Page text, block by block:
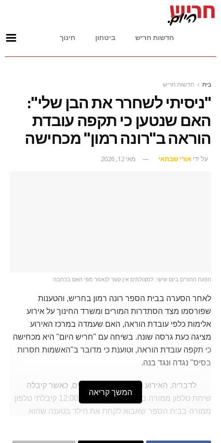
חדשות חריש ביטחון חינוך
בית חדשות חריש
"ניסיתי לשחרר את הבן שלי":
האם שנטען כי תקפה עובדת
הוראה ב"רונה רמון" מכחישה
על ידי אורי שבתאי מאי 12, 2026
הפגת ההורים ביום שישי. למצולמים אין קשר לנאמר מפי האם בכתבה
לאחר הסערה בבית הספר רונה רמון בחריש, והטענות
שפורסמו מצד הסתדרות המורים ומשרד החינוך על אירוע
אלימות כלפי עובדת הוראה, האם שעמדה במרכז האירוע
מציגה כעת גרסה שונה. בשיחה עם "חריש היום" היא מכחישה
כי תקפה עובדת הוראה, וטוענת כי מדובר ב"האשמות חסרות
בסיס" נגדה ונגד בנה.
לדבריה, האירוע החל בשעות הצוהריים, כאשר קיבלה
שיחת טלפון ממורה בבית הספר. "בשעה 12:00 קיבלתי טלפון
ממורה בבית הספר שאבוא לקחת את הילד בטענה שהוא
המשך קריאה